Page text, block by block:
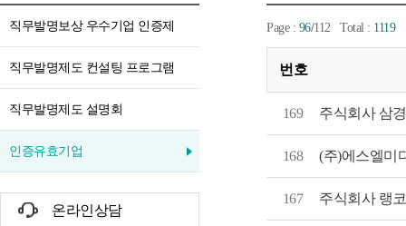
직무발명보상 우수기업 인증제
직무발명제도 컨설팅 프로그램
직무발명제도 설명회
인증유효기업
온라인상담
Page : 96/112 Total : 1119
번호
169 주식회사 삼
168 (주)에스엘미
167 주식회사 랭